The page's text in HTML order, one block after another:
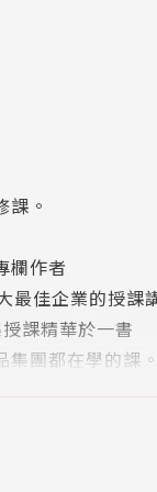
課。
欄作者
最佳企業的授課
課精華於一書
團都在學的課。